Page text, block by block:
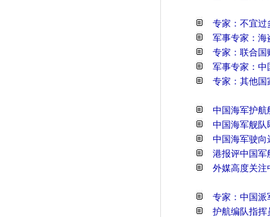
专家：不宜过
军事专家：海
专家：联合国
军事专家：中
专家：其他国
中国海军护航
中国海军舰队
中国海军驶向
港报评中国军
外媒高度关注
专家：中国派
护航编队指挥